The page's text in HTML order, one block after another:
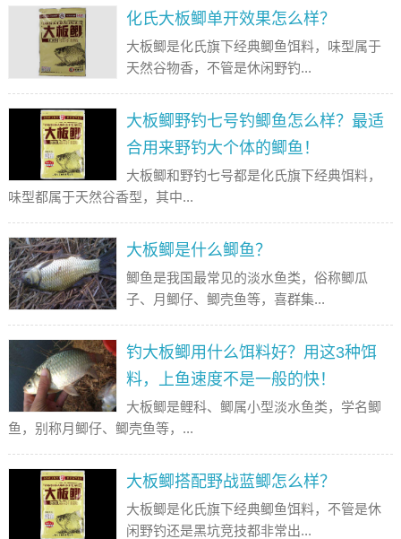
化氏大板鲫单开效果怎么样？
大板鲫是化氏旗下经典鲫鱼饵料，味型属于
天然谷物香，不管是休闲野钓...
大板鲫野钓七号钓鲫鱼怎么样？最适
合用来野钓大个体的鲫鱼！
大板鲫和野钓七号都是化氏旗下经典饵料，
味型都属于天然谷香型，其中...
大板鲫是什么鲫鱼？
鲫鱼是我国最常见的淡水鱼类，俗称鲫瓜
子、月鲫仔、鲫壳鱼等，喜群集...
钓大板鲫用什么饵料好？用这3种饵
料，上鱼速度不是一般的快！
大板鲫是鲤科、鲫属小型淡水鱼类，学名鲫
鱼，别称月鲫仔、鲫壳鱼等，...
大板鲫搭配野战蓝鲫怎么样？
大板鲫是化氏旗下经典鲫鱼饵料，不管是休
闲野钓还是黑坑竞技都非常出...